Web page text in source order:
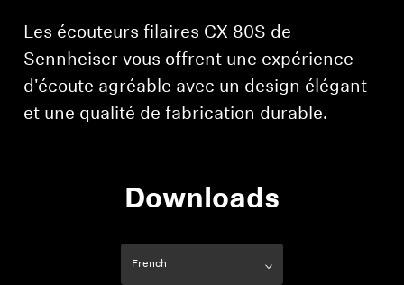
Ressources audition
Barres de son et Subs AMBEO
Les écouteurs filaires CX 80S de
Sennheiser vous offrent une expérience
d'écoute agréable avec un design élégant
et une qualité de fabrication durable.
Downloads